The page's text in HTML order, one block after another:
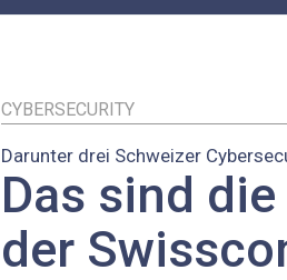
EU-
CYBERSECURITY
Darunter drei Schweizer
Das sind
der